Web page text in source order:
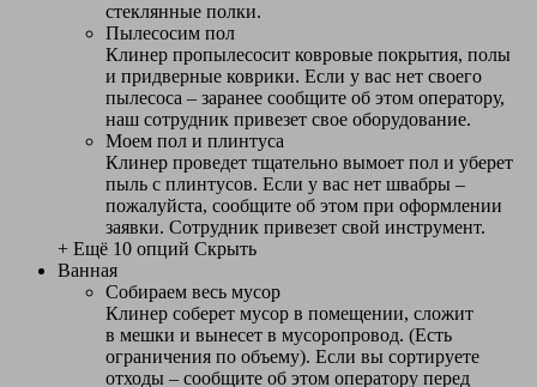
стеклянные полки.
Пылесосим пол
Клинер пропылесосит ковровые покрытия, полы
и придверные коврики. Если у вас нет своего
пылесоса – заранее сообщите об этом оператору,
наш сотрудник привезет свое оборудование.
Моем пол и плинтуса
Клинер проведет тщательно вымоет пол и уберет
пыль с плинтусов. Если у вас нет швабры –
пожалуйста, сообщите об этом при оформлении
заявки. Сотрудник привезет свой инструмент.
+ Ещё 10 опций Скрыть
Ванная
Собираем весь мусор
Клинер соберет мусор в помещении, сложит
в мешки и вынесет в мусоропровод. (Есть
ограничения по объему). Если вы сортируете
отходы – сообщите об этом оператору перед